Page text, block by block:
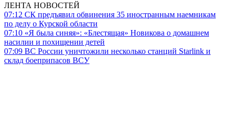
ЛЕНТА НОВОСТЕЙ
07:12 СК предъявил обвинения 35 иностранным наемникам
по делу о Курской области
07:10 «Я была синяя»: «Блестящая» Новикова о домашнем
насилии и похищении детей
07:09 ВС России уничтожили несколько станций Starlink и
склад боеприпасов ВСУ